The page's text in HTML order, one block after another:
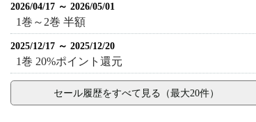
2026/04/17 ～ 2026/05/01
1巻～2巻 半額
2025/12/17 ～ 2025/12/20
1巻 20%ポイント還元
セール履歴をすべて見る（最大20件）